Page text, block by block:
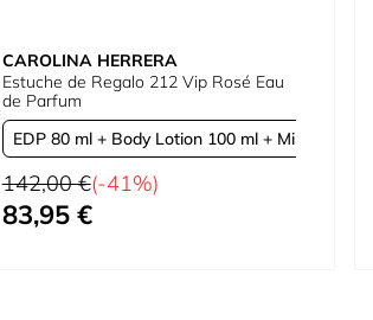
CAROLINA HERRERA
Estuche de Regalo 212 Vip Rosé Eau
de Parfum
EDP 80 ml + Body Lotion 100 ml + Mini
EDP 80 ml + Loción Corporal 100 ml + Mini 10 ml
Precio habitual
142,00 €(-41%)
Tan bajo como
83,95 €